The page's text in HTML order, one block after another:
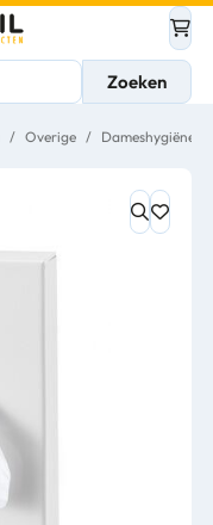
Zoeken
/ Overige / Dameshygiëne